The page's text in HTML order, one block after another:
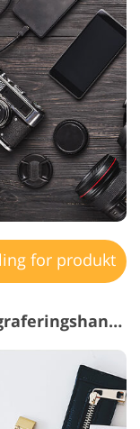
for produkt
Gratis Photoshop-produktfotograferingshandlinger #5 "Matte Effect"